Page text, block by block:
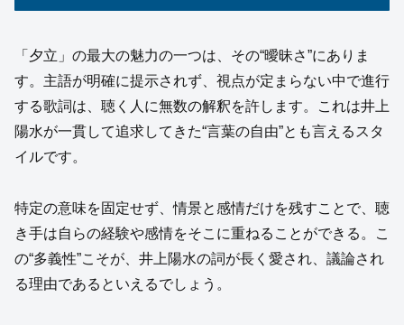
「夕立」の最大の魅力の一つは、その“曖昧さ”にありま
す。主語が明確に提示されず、視点が定まらない中で進行
する歌詞は、聴く人に無数の解釈を許します。これは井上
陽水が一貫して追求してきた“言葉の自由”とも言えるスタ
イルです。
特定の意味を固定せず、情景と感情だけを残すことで、聴
き手は自らの経験や感情をそこに重ねることができる。こ
の“多義性”こそが、井上陽水の詞が長く愛され、議論され
る理由であるといえるでしょう。